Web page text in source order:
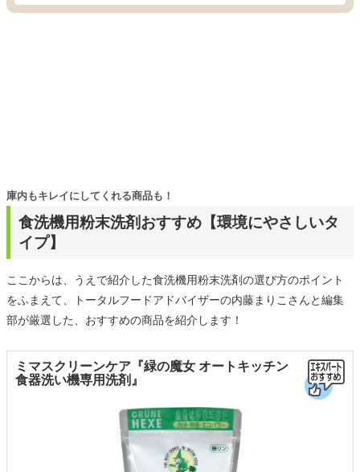
食洗機用粉末洗剤おすすめ【環境にやさしいタ
イプ】
庫内もキレイにしてくれる商品も！
ここからは、うえで紹介した食洗機用粉末洗剤の選び方のポイント
をふまえて、トータルフードアドバイザーの内藤まりこさんと編集
部が厳選した、おすすめの商品を紹介します！
ミマスクリーンケア『緑の魔女 オートキッチン
食器洗い機専用洗剤』